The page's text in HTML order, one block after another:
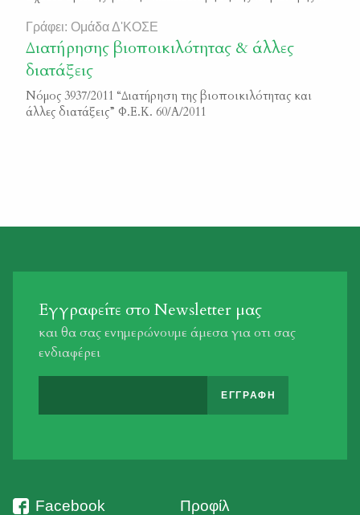
Β/2018 Πρόκειται για την ενεργή συμμετοχή των
κυνηγετικών οργανώσεων και των φυλάκων θήρας στην
υλοποίηση των τοπικών σχεδίων δράσης κατά της
παράνομης χρήσης δηλητηριασμένων δολωμάτων.
Γράφει: Ομάδα Δ'ΚΟΣΕ
Διατήρησης βιοποικιλότητας & άλλες
διατάξεις
Νόμος 3937/2011 “Διατήρηση της βιοποικιλότητας και
άλλες διατάξεις” Φ.Ε.Κ. 60/Α/2011
Εγγραφείτε στο Newsletter μας
και θα σας ενημερώνουμε άμεσα για οτι σας
ενδιαφέρει
Facebook Προφίλ